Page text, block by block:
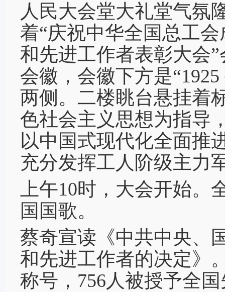
人民大会堂大礼堂气氛
着“庆祝中华全国总工
和先进工作者表彰大会
会徽，会徽下方是
两侧。二楼眺台悬挂着
色社会主义思想为指导
以中国式现代化全面推
充分发挥工人阶级主力
上午10时，大会开始
国国歌。
蔡奇宣读《中共中央、
和先进工作者的决定》
称号，756人被授予全